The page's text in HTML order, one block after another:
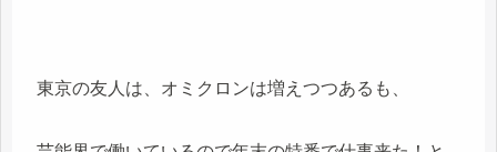
東京の友人は、オミクロンは増えつつあるも、